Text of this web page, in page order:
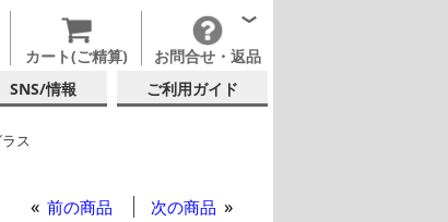
カート(ご精算) お問合せ・返品
SNS/情報 ご利用ガイド
ス
前の商品 次の商品